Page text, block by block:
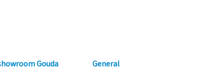
Gouda General